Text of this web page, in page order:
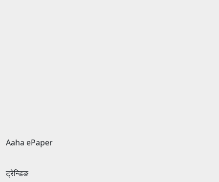
Aaha ePaper
ट्रेन्डिङ